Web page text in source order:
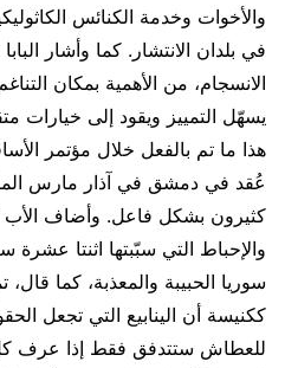
والأخوات وخدمة الكنائس
في بلدان الانتشار. كما وأشار
الانسجام، من الأهمية بمكان
يسهّل التمييز ويقود إلى خيارات
هذا ما تم بالفعل خلال مؤتمر
عُقد في دمشق في آذار مارس
كثيرون بشكل فاعل. وأضاف الأب
والإحباط التي سبّبتها اثنتا
سوريا الحبيبة والمعذبة، كما
ككنيسة أن الينابيع التي تجعل
للعطاش ستتدفق فقط إذا عرف كل